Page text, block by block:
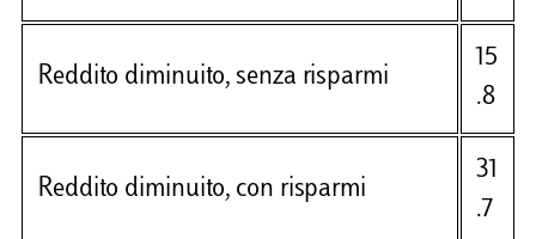
Reddito diminuito, senza risparmi
15
.8
Reddito diminuito, con risparmi
31
.7